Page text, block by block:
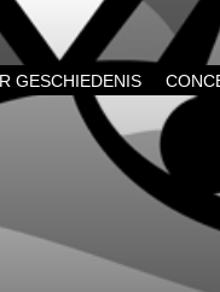
GESCHIEDENIS